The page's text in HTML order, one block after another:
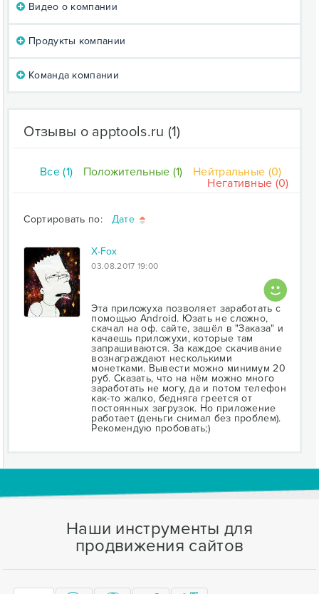
Видео о компании
Продукты компании
Команда компании
Отзывы о apptools.ru (1)
Все (1) Положительные (1)
Нейтральные (0)
Негативные (0)
Сортировать по: Дате
X-Fox
03.08.2017 19:00
Эта приложуха позволяет заработать с
помощью Android. Юзать не сложно,
скачал на оф. сайте, зашёл в "Заказа" и
качаешь приложухи, которые там
запрашиваются. За каждое скачивание
вознаграждают несколькими
монетками. Вывести можно минимум 20
руб. Сказать, что на нём можно много
заработать не могу, да и потом телефон
как-то жалко, бедняга греется от
постоянных загрузок. Но приложение
работает (деньги снимал без проблем).
Рекомендую пробовать;)
Наши инструменты для
продвижения сайтов